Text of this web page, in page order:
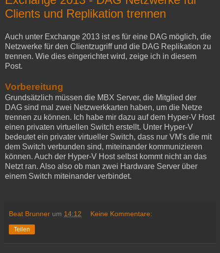
Clients und Replikation trennen
Auch unter Exchange 2013 ist es für eine DAG möglich, die
Netzwerke für den Clientzugriff und die DAG Replikation zu
trennen. Wie dies eingerichtet wird, zeige ich in diesem
Post.
Vorbereitung
Grundsätzlich müssen die MBX Server, die Mitglied der
DAG sind mal zwei Netzwerkkarten haben, um die Netze
trennen zu können. Ich habe mir dazu auf dem Hyper-V Host
einen privaten virtuellen Switch erstellt. Unter Hyper-V
bedeutet ein privater virtueller Switch, dass nur VM's die mit
dem Switch verbunden sind, miteinander kommunizieren
können. Auch der Hyper-V Host selbst kommt nicht an das
Netzt ran. Also also ob man zwei Hardware Server über
einem Switch miteinander verbindet.
Beat Brunner um 14:12 Keine Kommentare:
Teilen